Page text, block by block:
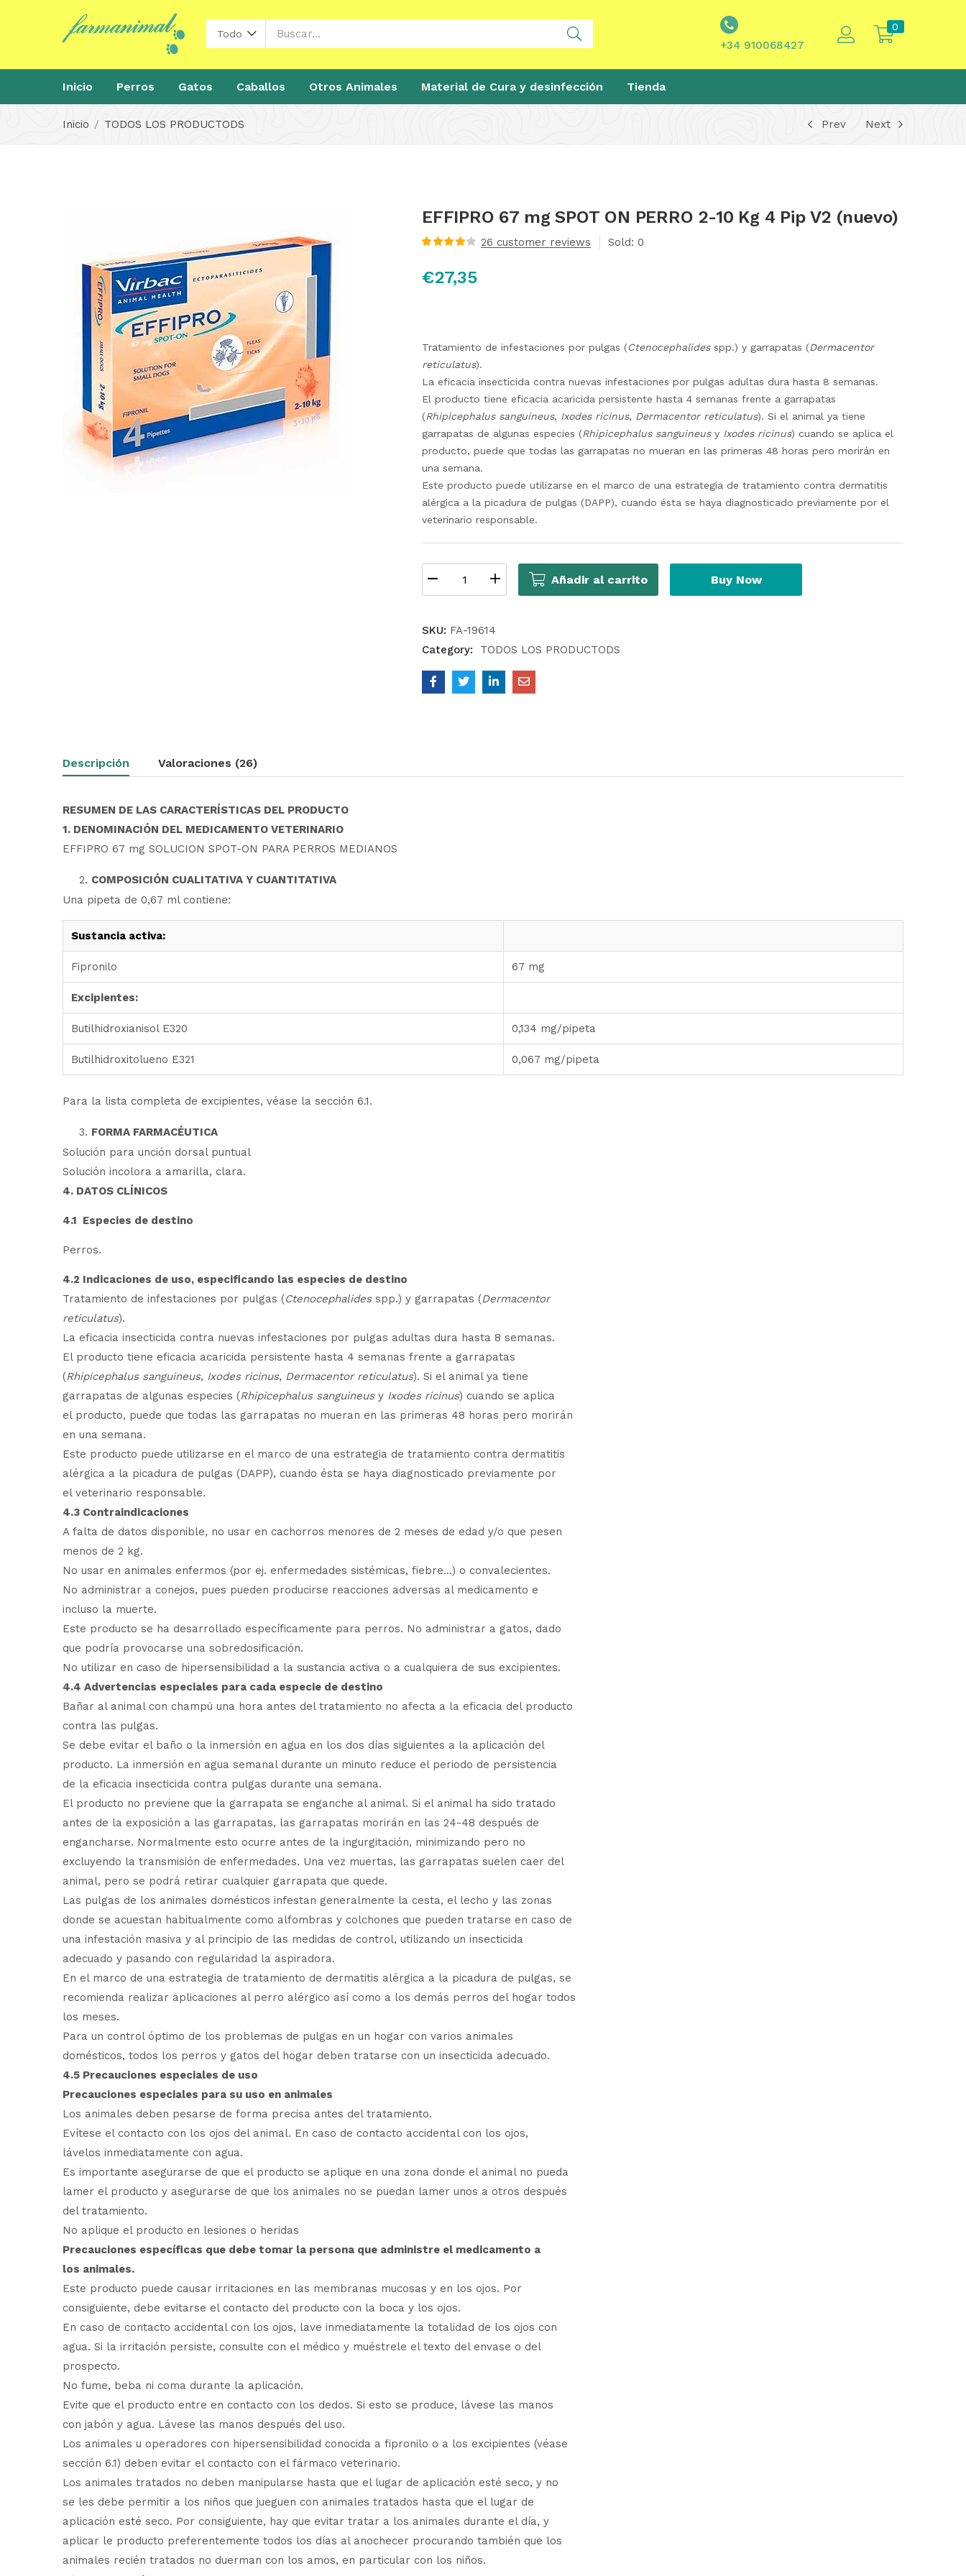
Todo
+34 910068427
0
Inicio Perros Gatos Caballos Otros Animales Material de Cura y desinfección Tienda
Inicio TODOS LOS PRODUCTODS Prev Next
EFFIPRO 67 mg SPOT ON PERRO 2-10 Kg 4 Pip V2 (nuevo)
de 5 en
base a
26 customer reviews Sold: 0
€27,35
Tratamiento de infestaciones por pulgas (Ctenocephalides spp.) y garrapatas (Dermacentor
reticulatus).
La eficacia insecticida contra nuevas infestaciones por pulgas adultas dura hasta 8 semanas.
El producto tiene eficacia acaricida persistente hasta 4 semanas frente a garrapatas
(Rhipicephalus sanguineus, Ixodes ricinus, Dermacentor reticulatus). Si el animal ya tiene
garrapatas de algunas especies (Rhipicephalus sanguineus y Ixodes ricinus) cuando se aplica el
producto, puede que todas las garrapatas no mueran en las primeras 48 horas pero morirán en
una semana.
Este producto puede utilizarse en el marco de una estrategia de tratamiento contra dermatitis
alérgica a la picadura de pulgas (DAPP), cuando ésta se haya diagnosticado previamente por el
veterinario responsable.
Añadir al carrito Buy Now
SKU: FA-19614
Category:
TODOS LOS PRODUCTODS
Descripción Valoraciones (26)
RESUMEN DE LAS CARACTERÍSTICAS DEL PRODUCTO
1. DENOMINACIÓN DEL MEDICAMENTO VETERINARIO
EFFIPRO 67 mg SOLUCION SPOT-ON PARA PERROS MEDIANOS
COMPOSICIÓN CUALITATIVA Y CUANTITATIVA
Una pipeta de 0,67 ml contiene:
Sustancia activa:
Fipronilo 67 mg
Excipientes:
Butilhidroxianisol E320 0,134 mg/pipeta
Butilhidroxitolueno E321 0,067 mg/pipeta
Para la lista completa de excipientes, véase la sección 6.1.
FORMA FARMACÉUTICA
Solución para unción dorsal puntual
Solución incolora a amarilla, clara.
4. DATOS CLÍNICOS
4.1 Especies de destino
Perros.
4.2 Indicaciones de uso, especificando las especies de destino
Tratamiento de infestaciones por pulgas (Ctenocephalides spp.) y garrapatas (Dermacentor
reticulatus).
La eficacia insecticida contra nuevas infestaciones por pulgas adultas dura hasta 8 semanas.
El producto tiene eficacia acaricida persistente hasta 4 semanas frente a garrapatas
(Rhipicephalus sanguineus, Ixodes ricinus, Dermacentor reticulatus). Si el animal ya tiene
garrapatas de algunas especies (Rhipicephalus sanguineus y Ixodes ricinus) cuando se aplica
el producto, puede que todas las garrapatas no mueran en las primeras 48 horas pero morirán
en una semana.
Este producto puede utilizarse en el marco de una estrategia de tratamiento contra dermatitis
alérgica a la picadura de pulgas (DAPP), cuando ésta se haya diagnosticado previamente por
el veterinario responsable.
4.3 Contraindicaciones
A falta de datos disponible, no usar en cachorros menores de 2 meses de edad y/o que pesen
menos de 2 kg.
No usar en animales enfermos (por ej. enfermedades sistémicas, fiebre…) o convalecientes.
No administrar a conejos, pues pueden producirse reacciones adversas al medicamento e
incluso la muerte.
Este producto se ha desarrollado específicamente para perros. No administrar a gatos, dado
que podría provocarse una sobredosificación.
No utilizar en caso de hipersensibilidad a la sustancia activa o a cualquiera de sus excipientes.
4.4 Advertencias especiales para cada especie de destino
Bañar al animal con champú una hora antes del tratamiento no afecta a la eficacia del producto
contra las pulgas.
Se debe evitar el baño o la inmersión en agua en los dos días siguientes a la aplicación del
producto. La inmersión en agua semanal durante un minuto reduce el periodo de persistencia
de la eficacia insecticida contra pulgas durante una semana.
El producto no previene que la garrapata se enganche al animal. Si el animal ha sido tratado
antes de la exposición a las garrapatas, las garrapatas morirán en las 24-48 después de
engancharse. Normalmente esto ocurre antes de la ingurgitación, minimizando pero no
excluyendo la transmisión de enfermedades. Una vez muertas, las garrapatas suelen caer del
animal, pero se podrá retirar cualquier garrapata que quede.
Las pulgas de los animales domésticos infestan generalmente la cesta, el lecho y las zonas
donde se acuestan habitualmente como alfombras y colchones que pueden tratarse en caso de
una infestación masiva y al principio de las medidas de control, utilizando un insecticida
adecuado y pasando con regularidad la aspiradora.
En el marco de una estrategia de tratamiento de dermatitis alérgica a la picadura de pulgas, se
recomienda realizar aplicaciones al perro alérgico así como a los demás perros del hogar todos
los meses.
Para un control óptimo de los problemas de pulgas en un hogar con varios animales
domésticos, todos los perros y gatos del hogar deben tratarse con un insecticida adecuado.
4.5 Precauciones especiales de uso
Precauciones especiales para su uso en animales
Los animales deben pesarse de forma precisa antes del tratamiento.
Evítese el contacto con los ojos del animal. En caso de contacto accidental con los ojos,
lávelos inmediatamente con agua.
Es importante asegurarse de que el producto se aplique en una zona donde el animal no pueda
lamer el producto y asegurarse de que los animales no se puedan lamer unos a otros después
del tratamiento.
No aplique el producto en lesiones o heridas
Precauciones específicas que debe tomar la persona que administre el medicamento a
los animales.
Este producto puede causar irritaciones en las membranas mucosas y en los ojos. Por
consiguiente, debe evitarse el contacto del producto con la boca y los ojos.
En caso de contacto accidental con los ojos, lave inmediatamente la totalidad de los ojos con
agua. Si la irritación persiste, consulte con el médico y muéstrele el texto del envase o del
prospecto.
No fume, beba ni coma durante la aplicación.
Evite que el producto entre en contacto con los dedos. Si esto se produce, lávese las manos
con jabón y agua. Lávese las manos después del uso.
Los animales u operadores con hipersensibilidad conocida a fipronilo o a los excipientes (véase
sección 6.1) deben evitar el contacto con el fármaco veterinario.
Los animales tratados no deben manipularse hasta que el lugar de aplicación esté seco, y no
se les debe permitir a los niños que jueguen con animales tratados hasta que el lugar de
aplicación esté seco. Por consiguiente, hay que evitar tratar a los animales durante el día, y
aplicar le producto preferentemente todos los días al anochecer procurando también que los
animales recién tratados no duerman con los amos, en particular con los niños.